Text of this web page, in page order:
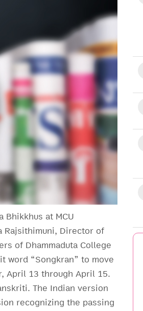
Bhikkhus at MCU
Rajsithimuni, Director of
of Dhammaduta College
word “Songkran” to move
April 13 through April 15.
The Indian version
recognizing the passing